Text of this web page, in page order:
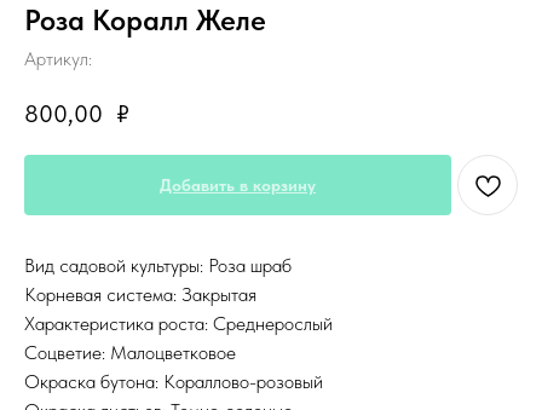
Роза Коралл Желе
Артикул:
800,00 ₽
Добавить в корзину
Вид садовой культуры: Роза шраб
Корневая система: Закрытая
Характеристика роста: Среднерослый
Соцветие: Малоцветковое
Окраска бутона: Кораллово-розовый